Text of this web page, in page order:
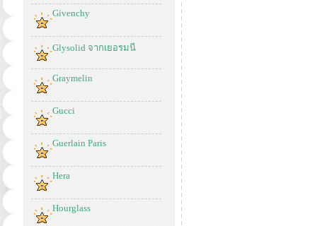
Givenchy
Glysolid จากเยอรมนี
Graymelin
Gucci
Guerlain Paris
Hera
Hourglass